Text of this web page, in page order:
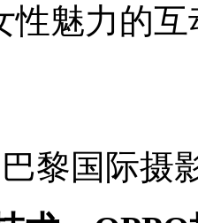
性魅力的互
巴黎国际摄